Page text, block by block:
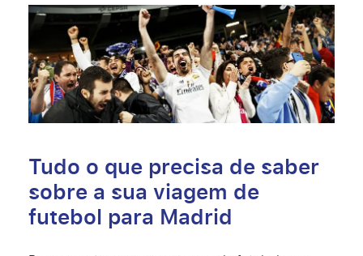
Tudo o que precisa de saber
sobre a sua viagem de
futebol para Madrid